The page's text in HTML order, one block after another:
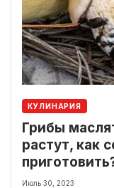
КУЛИНАРИЯ
Грибы
растут, как
Июль 30, 2023